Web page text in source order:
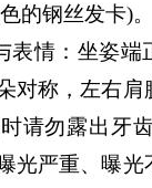
的钢丝发卡)。
表情：坐姿端
对称，左右肩
请勿露出牙
光严重、曝光